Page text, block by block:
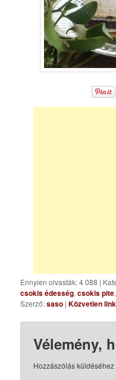
Ennyien olvasták: 4 088 |
csokis édesség,csokis pite
Szerző:saso |Közvetlen
Vélemény,
Hozzászólás küldéséhez